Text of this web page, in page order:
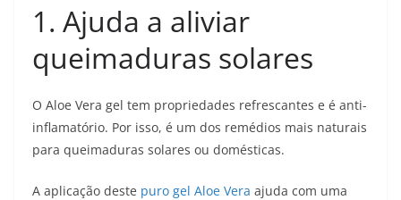
1. Ajuda a aliviar
queimaduras solares
O Aloe Vera gel tem propriedades refrescantes e é anti-
inflamatório. Por isso, é um dos remédios mais naturais
para queimaduras solares ou domésticas.
A aplicação deste puro gel Aloe Vera ajuda com uma